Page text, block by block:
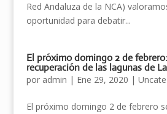
Red Andaluza de la NCA)
oportunidad para debatir...
El próximo domingo 2 de
recuperación de las lagunas de
por admin | Ene 29, 2020 |
El próximo domingo 2 de febrero